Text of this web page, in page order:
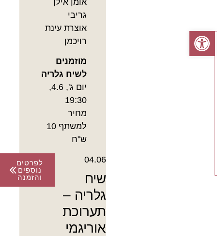
פתח סרגל נגישות
גריבי
אוצרת עינת
רויכמן
מוזמנים
לשיח גלריה
יום ג', 4.6,
19:30
מחיר
למשתף 10
ש"ח
04.06
שיח
גלריה –
תערוכת
אוריגמי
לפרטים
נוספים
והזמנה